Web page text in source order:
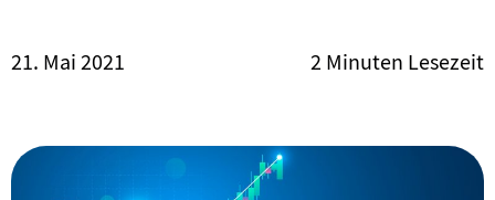
21. Mai 2021 2 Minuten Lesezeit